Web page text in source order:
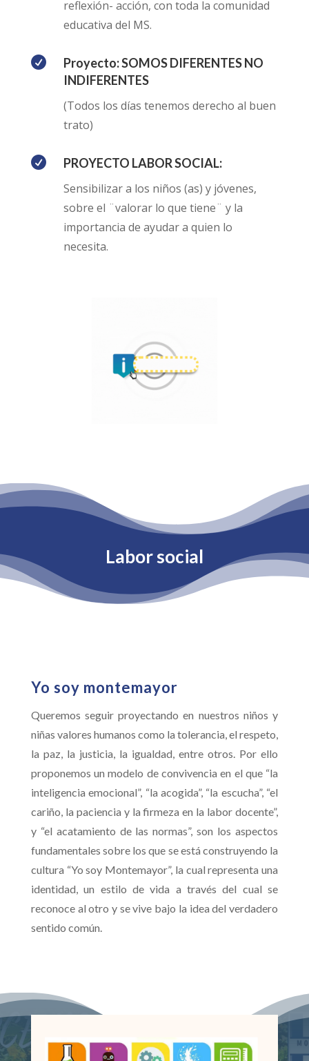
reflexión- acción, con toda la comunidad
educativa del MS.

Proyecto: SOMOS DIFERENTES NO
INDIFERENTES
(Todos los días tenemos derecho al buen
trato)

PROYECTO LABOR SOCIAL:
Sensibilizar a los niños (as) y jóvenes,
sobre el ¨valorar lo que tiene¨ y la
importancia de ayudar a quien lo
necesita.
Labor social
Yo soy montemayor
Queremos seguir proyectando en nuestros niños y
niñas valores humanos como la tolerancia, el respeto,
la paz, la justicia, la igualdad, entre otros. Por ello
proponemos un modelo de convivencia en el que “la
inteligencia emocional”, “la acogida”, “la escucha”, “el
cariño, la paciencia y la firmeza en la labor docente”,
y “el acatamiento de las normas”, son los aspectos
fundamentales sobre los que se está construyendo la
cultura “Yo soy Montemayor”, la cual representa una
identidad, un estilo de vida a través del cual se
reconoce al otro y se vive bajo la idea del verdadero
sentido común.